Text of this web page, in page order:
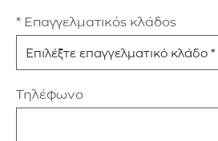
* Επαγγελματικός κλάδος
Τηλέφωνο